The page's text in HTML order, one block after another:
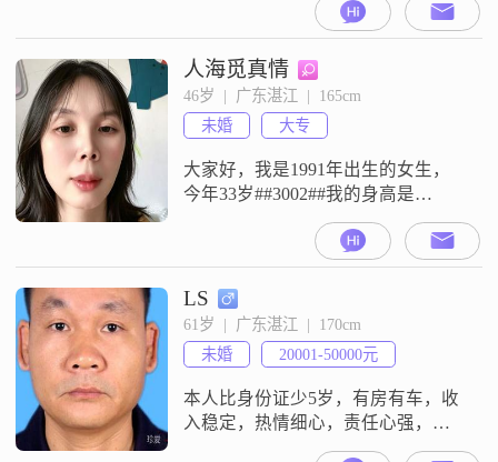
是大学本科##3002##性格方面比较
可靠，耐心，真诚，情绪稳定，不
善言谈##3002##喜欢平淡##3002##
养了两只猫，我的另一半必须能够
接受宠物##3002##有规律的运动习
惯，跑步，游泳，足球##3002#
人海觅真情
46岁  |  广东湛江  |  165cm
未婚
大专
大家好，我是1991年出生的女生，
今年33岁##3002##我的身高是
165cm##3002##我现在在湛江生活和
工作##3002##我的学历是大专
##3002##我的月收入在5001元到
8000元这个区间##3002##我的性格
比较开朗，平时也爱笑##3002##我
觉得自己是一个独立自信的人
##3002##在与人相处
LS
61岁  |  广东湛江  |  170cm
未婚
20001-50000元
本人比身份证少5岁，有房有车，收
入稳定，热情细心，责任心强，无
不良嗜好，想找一个未婚或离异无